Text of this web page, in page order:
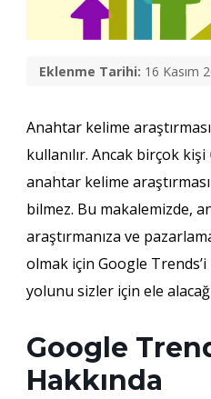
Eklenme Tarihi: 16 Kasım
Anahtar kelime
kullanılır. Ancak birçok kişi
anahtar kelime
bilmez. Bu makalemizde,
araştırmanıza ve
olmak için Google
yolunu sizler için ele
Google
Hakkında